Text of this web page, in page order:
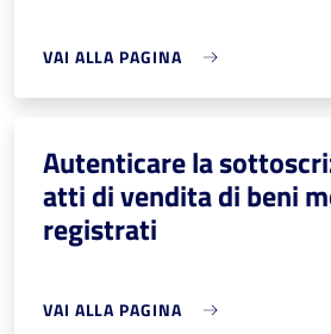
VAI ALLA PAGINA
Autenticare la
atti di vendita di beni
registrati
VAI ALLA PAGINA